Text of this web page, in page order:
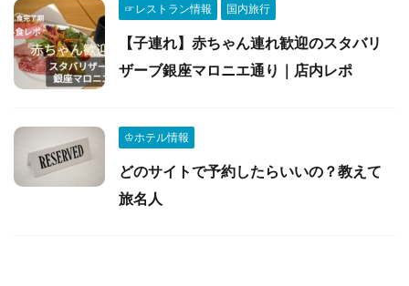
☞レストラン情報 国内旅行
【子連れ】赤ちゃん連れ歓迎のスタバリ
ザーブ銀座マロニエ通り｜店内レポ
♔ホテル情報
どのサイトで予約したらいいの？教えて
旅名人